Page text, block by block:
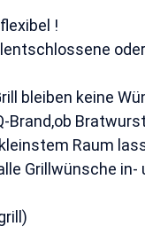
!
bleiben keine
Brand,ob
Raum
Grillwünsche in-